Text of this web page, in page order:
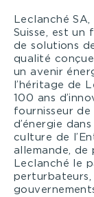
Leclanché
Suisse, est un
de solutions
qualité
un avenir
l’héritage de
100 ans
fournisseur
d’énergie
culture de
allemande, de
Leclanché le
perturbateurs,